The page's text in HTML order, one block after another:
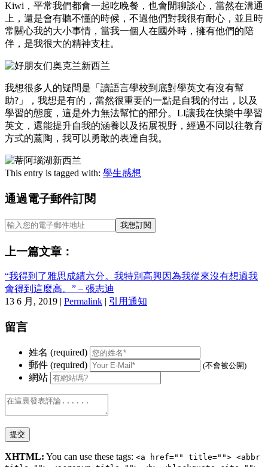
Kiwi，平常我們都會一起吃晚餐，也會閒聊談心，當然在溝通
上，還是會有聽不懂的時候，不過他們對我很有耐心，並且時
常關心我的大小事情，當我一個人在國外時，擁有他們的陪
伴，是我很大的精神支柱。
我想很多人的疑問是「讀語言學校到底對學英文有沒有幫
助?」，我想是有的，當然很重要的一點是自我的付出，以及
學習的態度，這是外力無法幫忙的部分。LI讓我在快樂中學習
英文，還能提升自我的涵養以及拓展視野，經過不同以往教育
方式的薰陶，我可以勇敢的表達自我。
This entry is tagged with: 學生感想
通過電子郵件訂閱
上一篇文章：
“我得到了雅思成績六分。我特別高興因為我從來沒有想過我
會得到這麼高。” – 張志迪
13 6 月, 2019 | Permalink | 引用通知
留言
姓名 (required)
郵件 (required)
(不會被公開)
網站
XHTML: You can use these tags: <a href="" title=""> <abbr